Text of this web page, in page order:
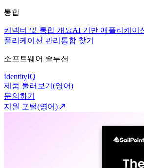
통합
커넥터 및 통합 개요AI 기반 애플리케이
플리케이션 관리 통합 찾기
소프트웨어 솔루션
IdentityIQ
제품 둘러보기(영어)
문의하기
지원 포털(영어)